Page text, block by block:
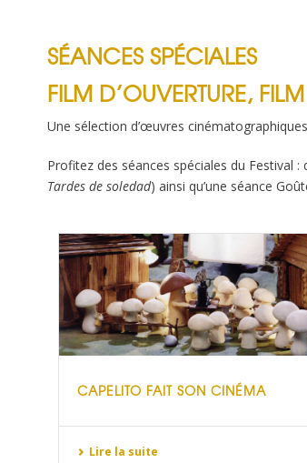
SÉANCES SPÉCIALES
FILM D’OUVERTURE,
Une sélection d’œuvres
Profitez des séances spéciales du Festival
Tardes de soledad) ainsi qu’une séance
CAPELITO FAIT SON CINÉMA
Lire la suite